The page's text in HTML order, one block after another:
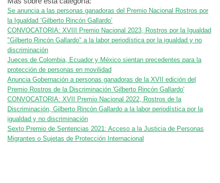
Se anuncia a las personas ganadoras del Premio Nacional Rostros por
la Igualdad ‘Gilberto Rincón Gallardo’
CONVOCATORIA: XVIII Premio Nacional 2023, Rostros por la Igualdad
"Gilberto Rincón Gallardo" a la labor periodística por la igualdad y no
discriminación
Jueces de Colombia, Ecuador y México sientan precedentes para la
protección de personas en movilidad
Anuncia Gobernación a personas ganadoras de la XVII edición del
Premio Rostros de la Discriminación 'Gilberto Rincón Gallardo'
CONVOCATORIA: XVII Premio Nacional 2022, Rostros de la
Discriminación, Gilberto Rincón Gallardo a la labor periodística por la
igualdad y no discriminación
Sexto Premio de Sentencias 2021: Acceso a la Justicia de Personas
Migrantes o Sujetas de Protección Internacional